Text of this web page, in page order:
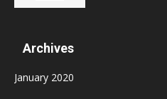
Archives
January 2020